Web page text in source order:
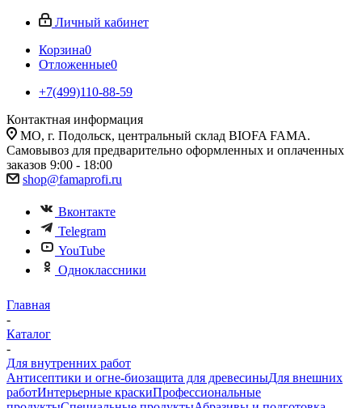
Личный кабинет
Корзина0
Отложенные0
+7(499)110-88-59
Контактная информация
МО, г. Подольск, центральный склад BIOFA FAMA.
Самовывоз для предварительно оформленных и оплаченных
заказов 9:00 - 18:00
shop@famaprofi.ru
Вконтакте
Telegram
YouTube
Одноклассники
Главная
-
Каталог
-
Для внутренних работ
Антисептики и огне-биозащита для древесиныДля внешних
работИнтерьерные краскиПрофессиональные